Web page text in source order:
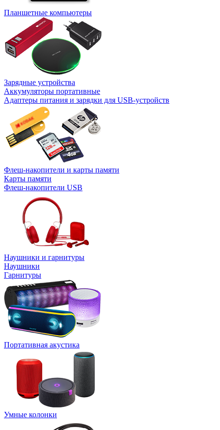
Планшетные компьютеры
Зарядные устройства
Аккумуляторы портативные
Адаптеры питания и зарядки для USB-устройств
Флеш-накопители и карты памяти
Карты памяти
Флеш-накопители USB
Наушники и гарнитуры
Наушники
Гарнитуры
Портативная акустика
Умные колонки